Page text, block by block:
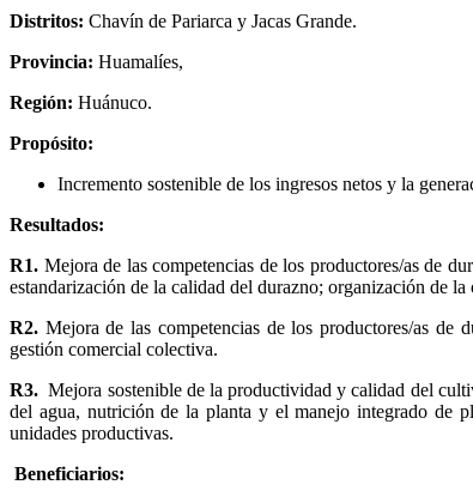
Distritos: Chavín de Pariarca y Jacas Grande.
Provincia: Huamalíes,
Región: Huánuco.
Propósito:
Incremento sostenible de los ingresos netos y la
Resultados:
R1. Mejora de las competencias de los productores/as de
estandarización de la calidad del durazno; organización de
R2. Mejora de las competencias de los productores/as de
gestión comercial colectiva.
R3.Mejora sostenible de la productividad y calidad del
del agua, nutrición de la planta y el manejo integrado de
unidades productivas.
Beneficiarios: